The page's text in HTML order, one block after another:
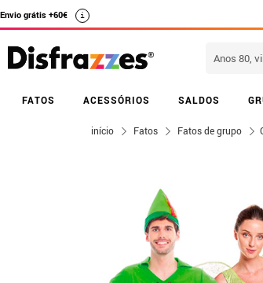
Envio grátis +60€ i
FATOS ACESSÓRIOS SALDOS
início Fatos Fatos de grupo